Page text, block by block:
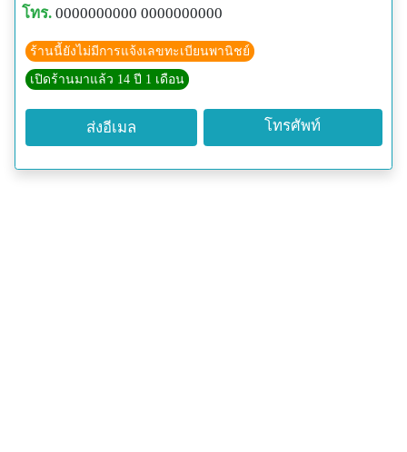
โทร. 0000000000 0000000000
ร้านนี้ยังไม่มีการแจ้งเลขทะเบียนพานิชย์
เปิดร้านมาแล้ว 14 ปี 1 เดือน
ส่งอีเมล โทรศัพท์